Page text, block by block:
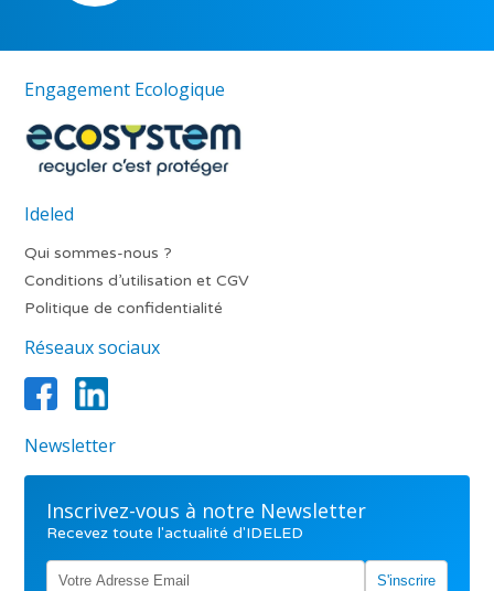
Engagement Ecologique
Ideled
Qui sommes-nous ?
Conditions d’utilisation et CGV
Politique de confidentialité
Réseaux sociaux
Newsletter
Inscrivez-vous à notre Newsletter
Recevez toute l'actualité d'IDELED